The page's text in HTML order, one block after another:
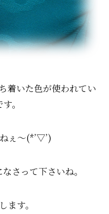
着いた色が使われてい
。
ぇ～(*’▽’)
さって下さいね。
ます。